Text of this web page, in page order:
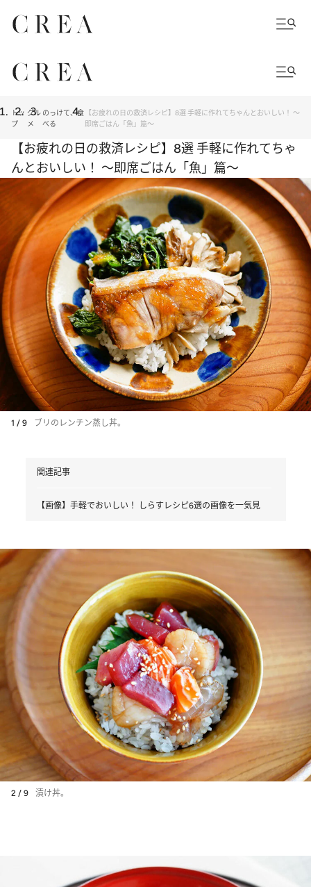
トッ
プ
グル
メ
のっけて、食
べる
【お疲れの日の救済レシピ】8選 手軽に作れてちゃんとおいしい！ ～
即席ごはん「魚」篇～
【お疲れの日の救済レシピ】8選 手軽に作れてちゃ
んとおいしい！ ～即席ごはん「魚」篇～
1 / 9 ブリのレンチン蒸し丼。
関連記事
【画像】手軽でおいしい！ しらすレシピ6選の画像を一気見
2 / 9 漬け丼。